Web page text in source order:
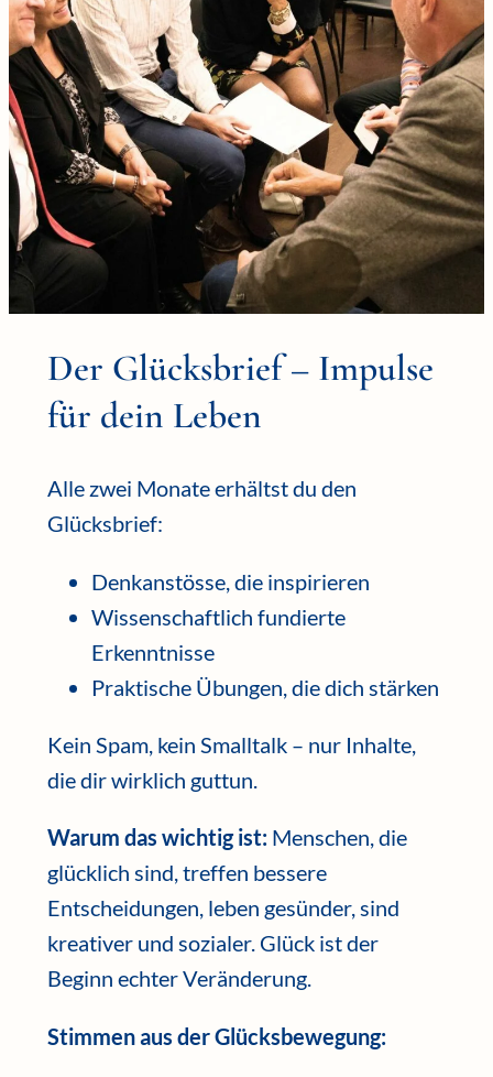
Der Glücksbrief – Impulse
für dein Leben
Alle zwei Monate erhältst du den
Glücksbrief:
Denkanstösse, die inspirieren
Wissenschaftlich fundierte
Erkenntnisse
Praktische Übungen, die dich stärken
Kein Spam, kein Smalltalk – nur Inhalte,
die dir wirklich guttun.
Warum das wichtig ist:Menschen, die
glücklich sind, treffen bessere
Entscheidungen, leben gesünder, sind
kreativer und sozialer. Glück ist der
Beginn echter Veränderung.
Stimmen aus der Glücksbewegung: